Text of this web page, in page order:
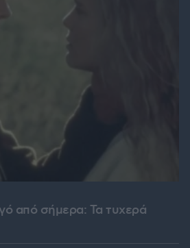
από σήμερα: Τα τυχερά